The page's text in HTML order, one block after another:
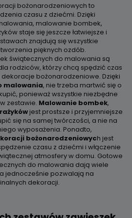
bożonarodzeniowych to
czasu z dziećmi. Dzięki
malowanie bombek,
staje się jeszcze łatwiejsze i
znajdują się wszystkie
pięknych ozdób.
świątecznych do malowania są
rodziców, którzy chcą spędzić czas
bożonarodzeniowe. Dzięki
malowania, nie trzeba martwić się o
ponieważ wszystkie niezbędne
zestawie. Malowanie bombek,
jest prostsze i przyjemniejsze
się na samej twórczości, a nie na
wyposażenia. Ponadto,
bożonarodzeniowych jest
czasu z dziećmi i włączenie
atmosfery w domu. Gotowe
do malowania dają wiele
jednocześnie pozwalają na
dekoracji.